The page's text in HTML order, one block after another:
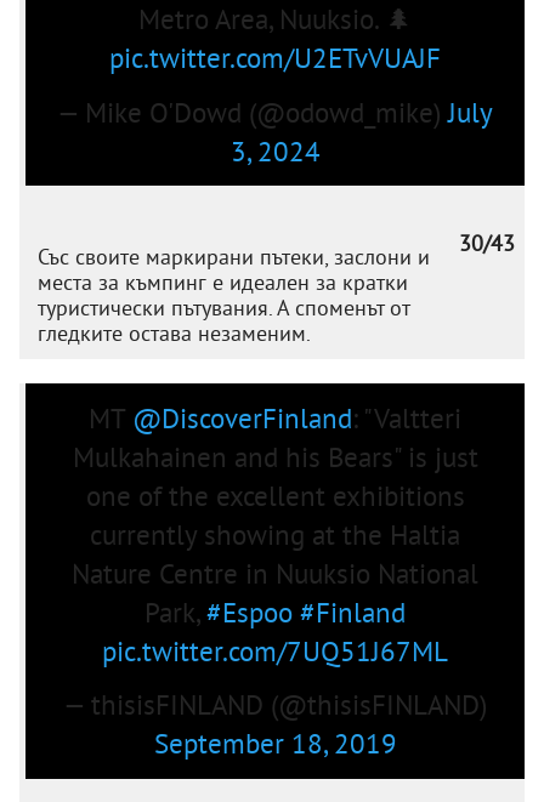
Metro Area, Nuuksio. 🌲
pic.twitter.com/U2ETvVUAJF
— Mike O'Dowd (@odowd_mike)July
3, 2024
30/43
Със своите маркирани пътеки, заслони и
места за къмпинг е идеален за кратки
туристически пътувания. А споменът от
гледките остава незаменим.
MT @DiscoverFinland: "Valtteri
Mulkahainen and his Bears" is just
one of the excellent exhibitions
currently showing at the Haltia
Nature Centre in Nuuksio National
Park,#Espoo #Finland
pic.twitter.com/7UQ51J67ML
— thisisFINLAND (@thisisFINLAND)
September 18, 2019